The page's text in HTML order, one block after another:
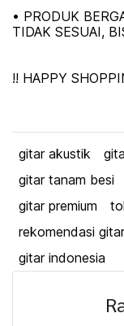
• PRODUK
TIDAK SESUAI,
!! HAPPY
gitar akustik
gitar tanam besi
gitar premium
rekomendasi gitar
gitar indonesia